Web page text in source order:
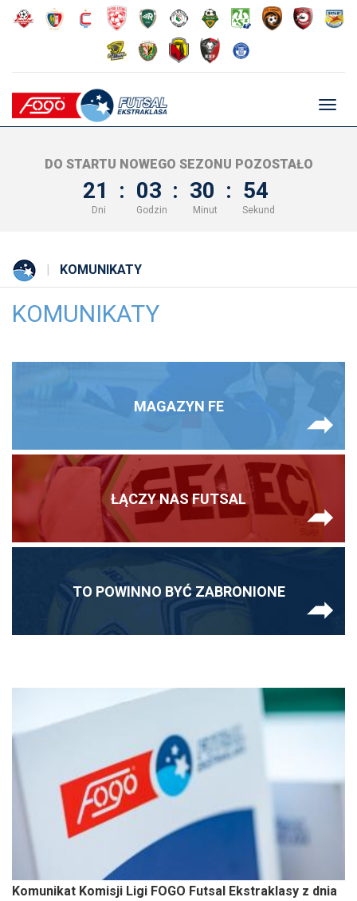
DO STARTU NOWEGO SEZONU POZOSTAŁO
21 : 03 : 30 : 54
Dni Godzin Minut Sekund
KOMUNIKATY
KOMUNIKATY
MAGAZYN FE
ŁĄCZY NAS FUTSAL
TO POWINNO BYĆ ZABRONIONE
Komunikat Komisji Ligi FOGO Futsal Ekstraklasy z dnia